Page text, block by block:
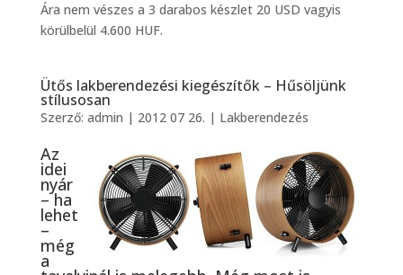
Ára nem vészes a 3 darabos készlet 20 USD vagyis
körülbelül 4.600 HUF.
Ütős lakberendezési kiegészítők – Hűsöljünk
stílusosan
Szerző: admin | 2012 07 26. | Lakberendezés
Az
idei
nyár
– ha
lehet
–
még
a